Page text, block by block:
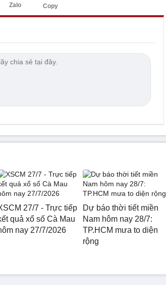
Zalo Copy
27/7 - Trực tiếp
quả xổ số Cà Mau
nay 27/7/2026
Dự báo thời tiết miền
Nam hôm nay 28/7:
TP.HCM mưa to diện
rộng